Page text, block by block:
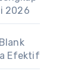
2026
Efektif